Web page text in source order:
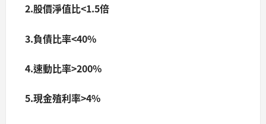
2.股價淨值比<1.5倍
3.負債比率<40%
4.速動比率>200%
5.現金殖利率>4%